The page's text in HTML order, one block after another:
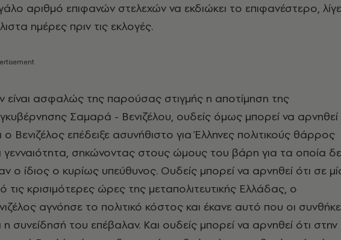
αριθμό επιφανών στελεχών να εκδιώκει το επιφανέστερο,
ημέρες πριν τις εκλογές.
είναι ασφαλώς της παρούσας στιγμής η αποτίμηση της
Σαμαρά - Βενιζέλου, ουδείς όμως μπορεί να αρνηθεί
ο Βενιζέλος επέδειξε ασυνήθιστο για Έλληνες πολιτικούς θάρρος
γενναιότητα, σηκώνοντας στους ώμους του βάρη για τα οποία
ο ίδιος ο κυρίως υπεύθυνος. Ουδείς μπορεί να αρνηθεί ότι σε
τις κρισιμότερες ώρες της μεταπολιτευτικής Ελλάδας, ο
αγνόησε το πολιτικό κόστος και έκανε αυτό που οι
η συνείδησή του επέβαλαν. Και ουδείς μπορεί να αρνηθεί ότι στην